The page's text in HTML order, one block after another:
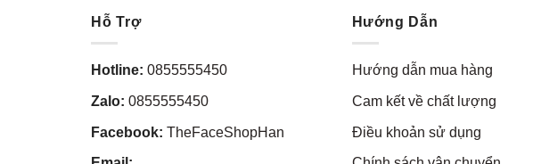
Hỗ Trợ
Hotline: 0855555450
Zalo: 0855555450
Facebook: TheFaceShopHan
Hướng Dẫn
Hướng dẫn mua hàng
Cam kết về chất lượng
Điều khoản sử dụng